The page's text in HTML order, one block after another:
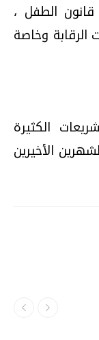
قانون الطفل ،
الرقابة وخاصة
الكثيرة
الأخيرين